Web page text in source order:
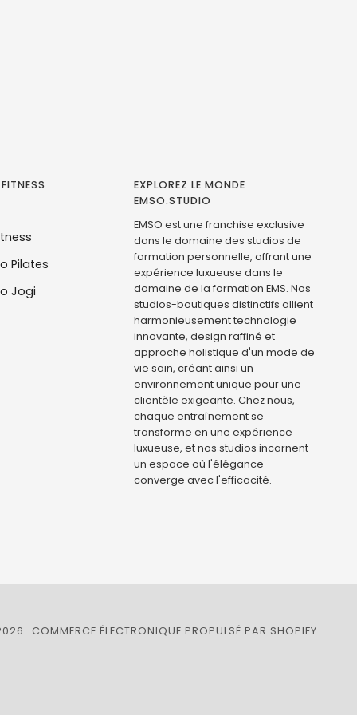
Pilates
Jogi
EXPLOREZ LE MONDE
EMSO.STUDIO
EMSO est une franchise exclusive
dans le domaine des studios de
formation personnelle, offrant une
expérience luxueuse dans le
domaine de la formation EMS. Nos
studios-boutiques distinctifs allient
harmonieusement technologie
innovante, design raffiné et
approche holistique d'un mode de
vie sain, créant ainsi un
environnement unique pour une
clientèle exigeante. Chez nous,
chaque entraînement se
transforme en une expérience
luxueuse, et nos studios incarnent
un espace où l'élégance
converge avec l'efficacité.
COMMERCE ÉLECTRONIQUE PROPULSÉ PAR SHOPIFY